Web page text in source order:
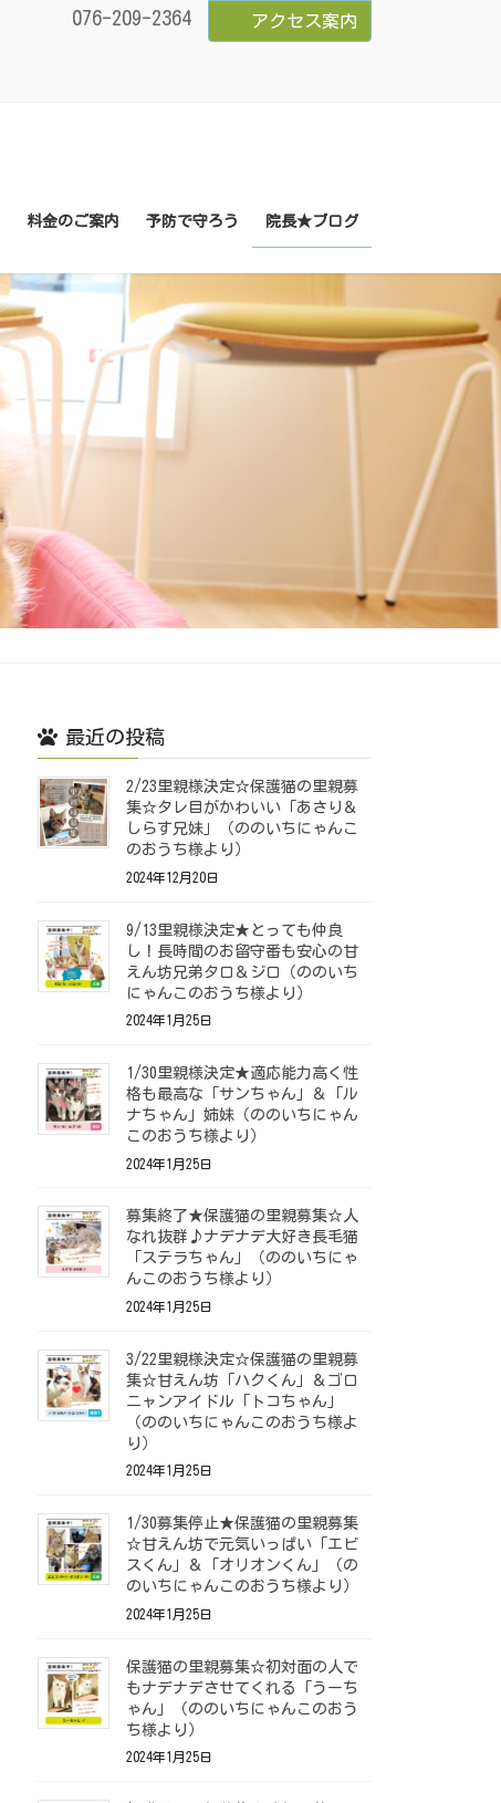
076-209-2364 アクセス案内
料金のご案内 予防で守ろう 院長★ブログ
最近の投稿
2/23里親様決定☆保護猫の里親募
集☆タレ目がかわいい「あさり＆
しらす兄妹」（ののいちにゃんこ
のおうち様より）
2024年12月20日
9/13里親様決定★とっても仲良
し！長時間のお留守番も安心の甘
えん坊兄弟タロ＆ジロ（ののいち
にゃんこのおうち様より）
2024年1月25日
1/30里親様決定★適応能力高く性
格も最高な「サンちゃん」＆「ル
ナちゃん」姉妹（ののいちにゃん
このおうち様より）
2024年1月25日
募集終了★保護猫の里親募集☆人
なれ抜群♪ナデナデ大好き長毛猫
「ステラちゃん」（ののいちにゃ
んこのおうち様より）
2024年1月25日
3/22里親様決定☆保護猫の里親募
集☆甘えん坊「ハクくん」＆ゴロ
ニャンアイドル「トコちゃん」
（ののいちにゃんこのおうち様よ
り）
2024年1月25日
1/30募集停止★保護猫の里親募集
☆甘えん坊で元気いっぱい「エビ
スくん」＆「オリオンくん」（の
のいちにゃんこのおうち様より）
2024年1月25日
保護猫の里親募集☆初対面の人で
もナデナデさせてくれる「うーち
ゃん」（ののいちにゃんこのおう
ち様より）
2024年1月25日